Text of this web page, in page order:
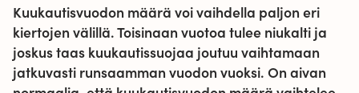
Kuukautisvuodon määrä voi vaihdella paljon eri
kiertojen välillä. Toisinaan vuotoa tulee niukalti ja
joskus taas kuukautissuojaa joutuu vaihtamaan
jatkuvasti runsaamman vuodon vuoksi. On aivan